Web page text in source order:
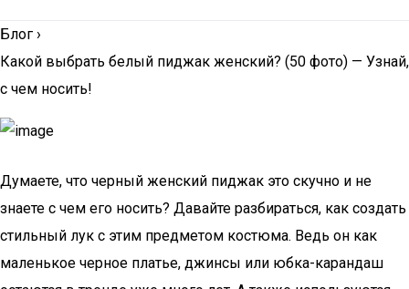
Блог ›
Какой выбрать белый пиджак женский? (50 фото) — Узнай,
с чем носить!
Думаете, что черный женский пиджак это скучно и не
знаете с чем его носить? Давайте разбираться, как создать
стильный лук с этим предметом костюма. Ведь он как
маленькое черное платье, джинсы или юбка-карандаш